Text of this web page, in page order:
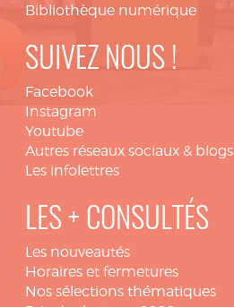
Bibliothèque numérique
SUIVEZ NOUS !
Facebook
Instagram
Youtube
Autres réseaux sociaux & blogs
Les infolettres
LES + CONSULTÉS
Les nouveautés
Horaires et fermetures
Nos sélections thématiques